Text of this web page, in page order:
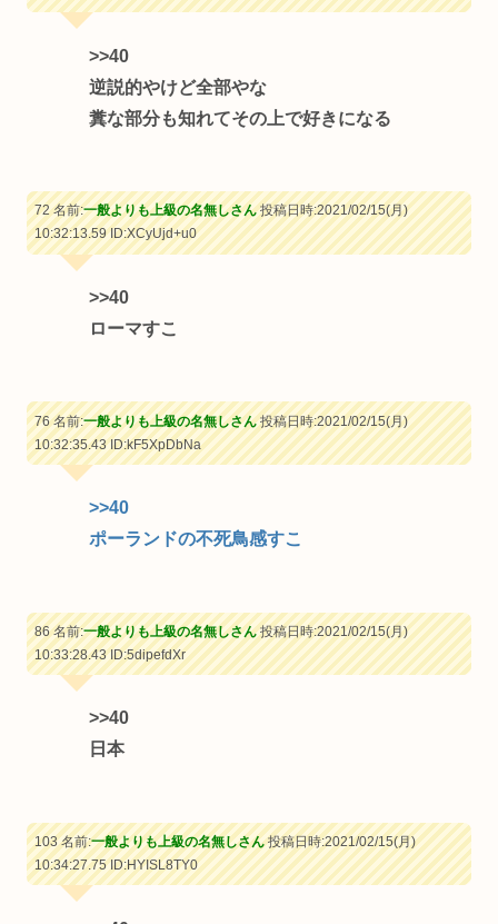
>>40
逆説的やけど全部やな
糞な部分も知れてその上で好きになる
72 名前:一般よりも上級の名無しさん投稿日時:2021/02/15(月)
10:32:13.59ID:XCyUjd+u0
>>40
ローマすこ
76 名前:一般よりも上級の名無しさん投稿日時:2021/02/15(月)
10:32:35.43ID:kF5XpDbNa
>>40
ポーランドの不死鳥感すこ
86 名前:一般よりも上級の名無しさん投稿日時:2021/02/15(月)
10:33:28.43ID:5dipefdXr
>>40
日本
103 名前:一般よりも上級の名無しさん投稿日時:2021/02/15(月)
10:34:27.75ID:HYISL8TY0